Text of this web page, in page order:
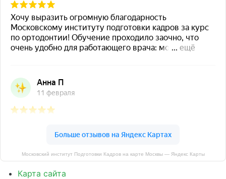
Московский институт Подготовки Кадров на карте Москвы — Яндекс Карты
Карта сайта